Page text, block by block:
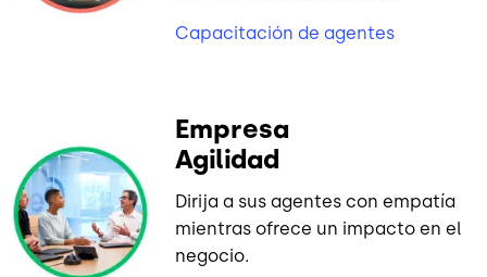
Capacitación de agentes
Empresa
Agilidad
Dirija a sus agentes con empatía
mientras ofrece un impacto en el
negocio.